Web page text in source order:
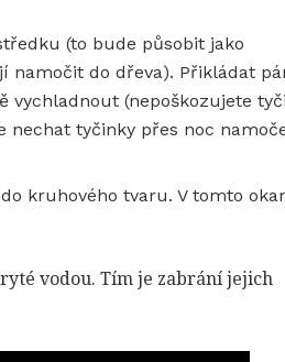
(to bude působit jako
namočit do dřeva). Přikládat
vychladnout (nepoškozujete
tyčinky přes noc
kruhového tvaru. V tomto
vodou. Tím je zabrání jejich